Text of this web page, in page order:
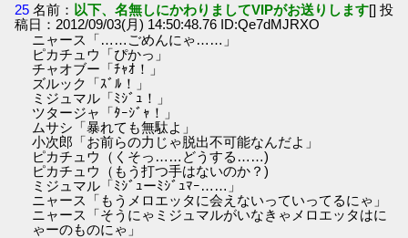
25 名前： 以下、名無しにかわりましてVIPがお送りします[] 投
稿日：2012/09/03(月) 14:50:48.76 ID:Qe7dMJRXO
ニャース「……ごめんにゃ……」
ピカチュウ「ぴかっ」
チャオブー「ﾁｬｵ！」
ズルック「ｽﾞﾙ！」
ミジュマル「ﾐｼﾞｭ！」
ツタージャ「ﾀｰｼﾞｬ！」
ムサシ「暴れても無駄よ」
小次郎「お前らの力じゃ脱出不可能なんだよ」
ピカチュウ（くそっ……どうする……)
ピカチュウ（もう打つ手はないのか？)
ミジュマル「ﾐｼﾞｭーﾐｼﾞｭﾏｰ……」
ニャース「もうメロエッタに会えないっていってるにゃ」
ニャース「そうにゃミジュマルがいなきゃメロエッタはに
ゃーのものにゃ」